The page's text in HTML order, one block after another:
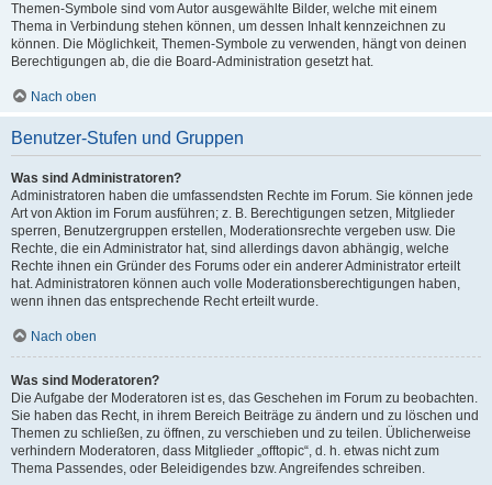
Themen-Symbole sind vom Autor ausgewählte Bilder, welche mit einem
Thema in Verbindung stehen können, um dessen Inhalt kennzeichnen zu
können. Die Möglichkeit, Themen-Symbole zu verwenden, hängt von deinen
Berechtigungen ab, die die Board-Administration gesetzt hat.
Nach oben
Benutzer-Stufen und Gruppen
Was sind Administratoren?
Administratoren haben die umfassendsten Rechte im Forum. Sie können jede
Art von Aktion im Forum ausführen; z. B. Berechtigungen setzen, Mitglieder
sperren, Benutzergruppen erstellen, Moderationsrechte vergeben usw. Die
Rechte, die ein Administrator hat, sind allerdings davon abhängig, welche
Rechte ihnen ein Gründer des Forums oder ein anderer Administrator erteilt
hat. Administratoren können auch volle Moderationsberechtigungen haben,
wenn ihnen das entsprechende Recht erteilt wurde.
Nach oben
Was sind Moderatoren?
Die Aufgabe der Moderatoren ist es, das Geschehen im Forum zu beobachten.
Sie haben das Recht, in ihrem Bereich Beiträge zu ändern und zu löschen und
Themen zu schließen, zu öffnen, zu verschieben und zu teilen. Üblicherweise
verhindern Moderatoren, dass Mitglieder „offtopic“, d. h. etwas nicht zum
Thema Passendes, oder Beleidigendes bzw. Angreifendes schreiben.